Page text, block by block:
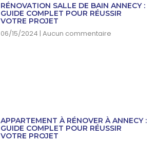
RÉNOVATION SALLE DE BAIN ANNECY :
GUIDE COMPLET POUR RÉUSSIR
VOTRE PROJET
06/15/2024 Aucun commentaire
APPARTEMENT À RÉNOVER À ANNECY :
GUIDE COMPLET POUR RÉUSSIR
VOTRE PROJET